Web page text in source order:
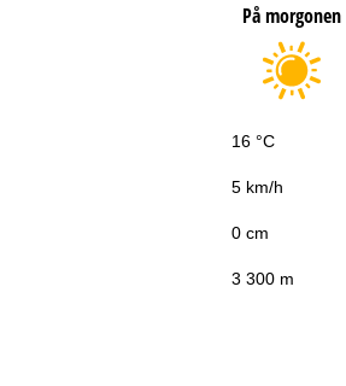
På morgonen
16 °C
5 km/h
0 cm
3 300 m